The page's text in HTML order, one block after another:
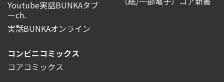
Youtube実話BUNKAタブ
ーch.
実話BUNKAオンライン
コンビニコミックス
コアコミックス